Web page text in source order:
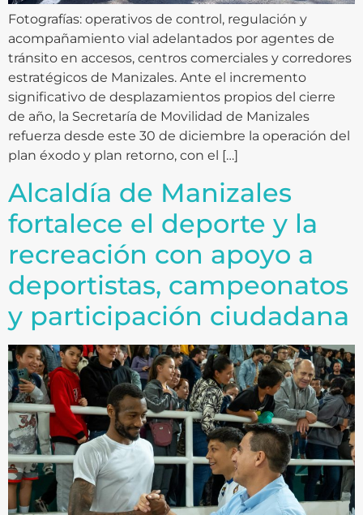
Fotografías: operativos de control, regulación y
acompañamiento vial adelantados por agentes de
tránsito en accesos, centros comerciales y corredores
estratégicos de Manizales. Ante el incremento
significativo de desplazamientos propios del cierre
de año, la Secretaría de Movilidad de Manizales
refuerza desde este 30 de diciembre la operación del
plan éxodo y plan retorno, con el […]
Alcaldía de Manizales
fortalece el deporte y la
recreación con apoyo a
deportistas, campeonatos
y participación ciudadana